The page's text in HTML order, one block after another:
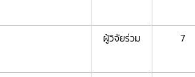
ผู้วิจัยร่วม 7